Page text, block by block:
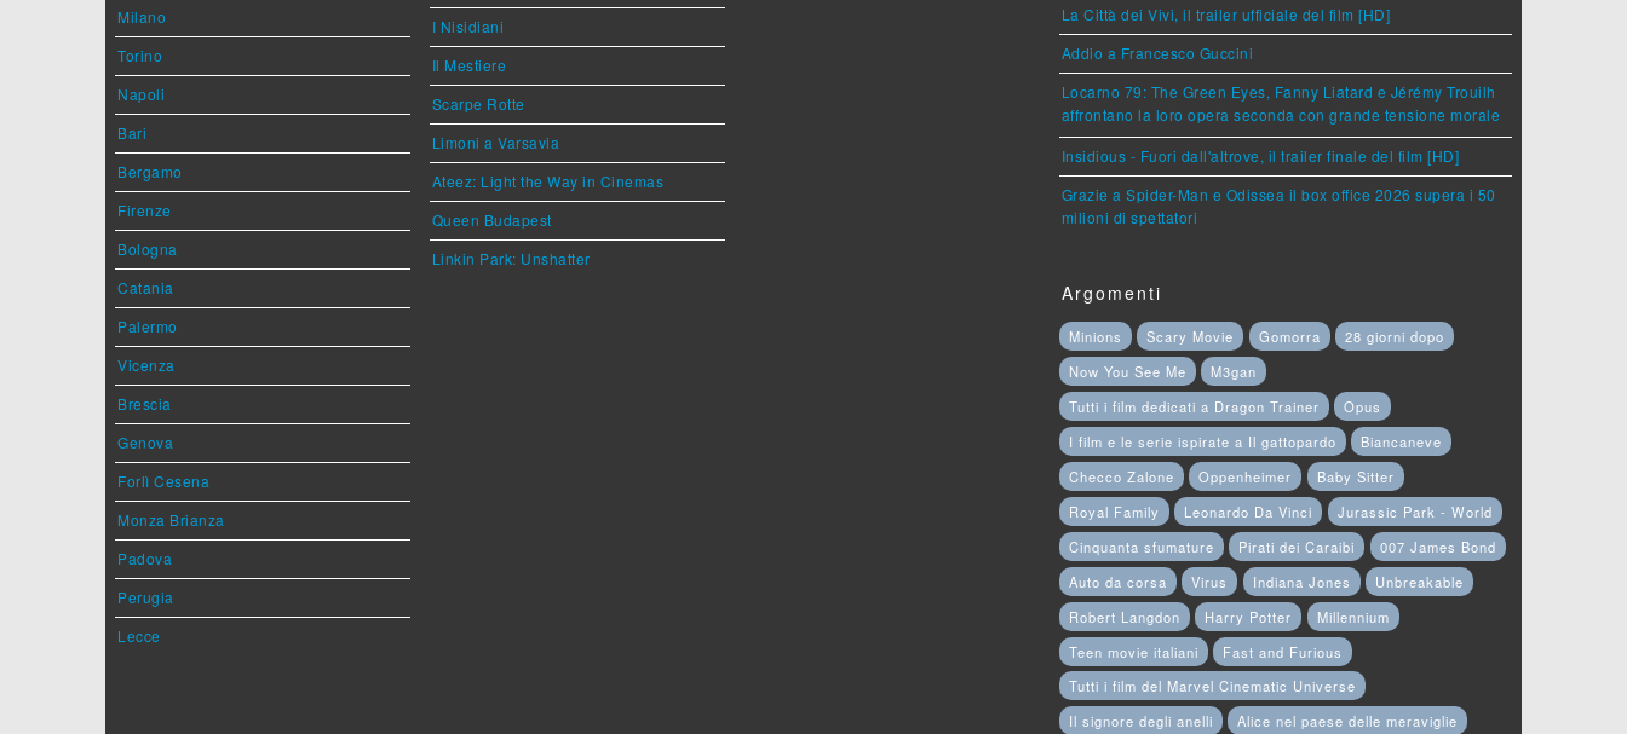
Milano
Torino
Napoli
Bari
Bergamo
Firenze
Bologna
Catania
Palermo
Vicenza
Brescia
Genova
Forlì Cesena
Monza Brianza
Padova
Perugia
Lecce
I Nisidiani
Il Mestiere
Scarpe Rotte
Limoni a Varsavia
Ateez: Light the Way in Cinemas
Queen Budapest
Linkin Park: Unshatter
La Città dei Vivi, il trailer ufficiale del film [HD]
Addio a Francesco Guccini
Locarno 79: The Green Eyes, Fanny Liatard e Jérémy Trouilh
affrontano la loro opera seconda con grande tensione morale
Insidious - Fuori dall'altrove, il trailer finale del film [HD]
Grazie a Spider-Man e Odissea il box office 2026 supera i 50
milioni di spettatori
Argomenti
Minions Scary Movie Gomorra
28 giorni dopo
Now You See Me
M3gan
Tutti i film dedicati a Dragon Trainer
Opus
I film e le serie ispirate a Il gattopardo
Biancaneve
Checco Zalone
Oppenheimer
Baby Sitter
Royal Family
Leonardo Da Vinci
Jurassic Park - World
Cinquanta sfumature
Pirati dei Caraibi
007 James Bond
Auto da corsa
Virus Indiana Jones
Unbreakable
Robert Langdon
Harry Potter
Millennium
Teen movie italiani
Fast and Furious
Tutti i film del Marvel Cinematic Universe
Il signore degli anelli
Alice nel paese delle meraviglie